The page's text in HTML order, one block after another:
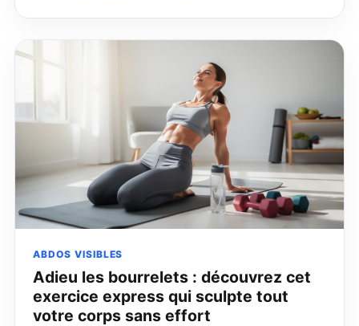
ABDOS VISIBLES
Adieu les bourrelets : découvrez cet
exercice express qui sculpte tout
votre corps sans effort